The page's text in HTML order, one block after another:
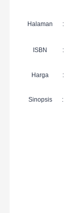
Halaman :
ISBN :
Harga :
Sinopsis :